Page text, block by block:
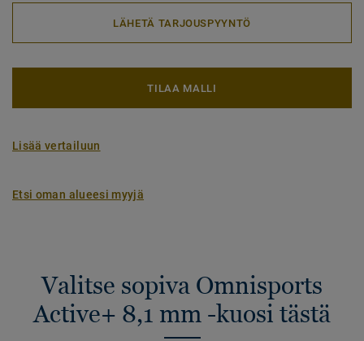
LÄHETÄ TARJOUSPYYNTÖ
TILAA MALLI
Lisää vertailuun
Etsi oman alueesi myyjä
Valitse sopiva Omnisports
Active+ 8,1 mm -kuosi tästä